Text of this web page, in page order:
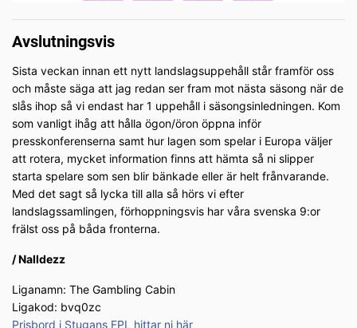
Avslutningsvis
Sista veckan innan ett nytt landslagsuppehåll står framför oss
och måste säga att jag redan ser fram mot nästa säsong när de
slås ihop så vi endast har 1 uppehåll i säsongsinledningen. Kom
som vanligt ihåg att hålla ögon/öron öppna inför
presskonferenserna samt hur lagen som spelar i Europa väljer
att rotera, mycket information finns att hämta så ni slipper
starta spelare som sen blir bänkade eller är helt frånvarande.
Med det sagt så lycka till alla så hörs vi efter
landslagssamlingen, förhoppningsvis har våra svenska 9:or
frälst oss på båda fronterna.
/ Nalldezz
Liganamn: The Gambling Cabin
Ligakod: bvq0zc
Prisbord i Stugans FPL hittar ni här